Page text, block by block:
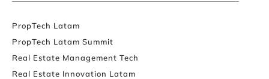
PropTech Latam
PropTech Latam Summit
Real Estate Management Tech
Real Estate Innovation Latam